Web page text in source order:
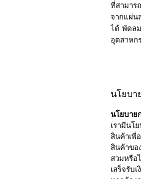
ที่สามาร
จากแผ่น
ได้ พัดล
อุตสาหก
นโยบา
นโยบาย
เรามีนโ
สินค้าเพื่
สินค้าขอ
สวมหรือ
เสร็จรับ